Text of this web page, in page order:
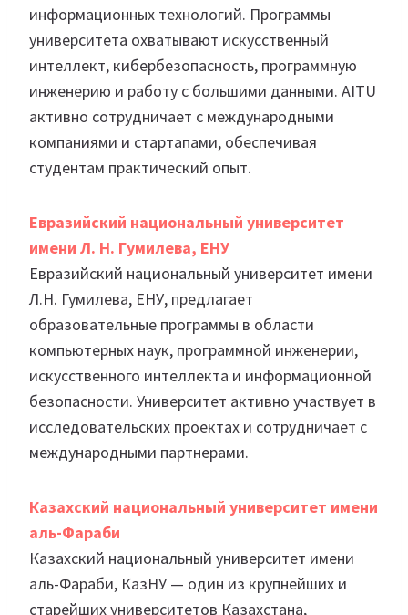
информационных технологий. Программы
университета охватывают искусственный
интеллект, кибербезопасность, программную
инженерию и работу с большими данными. AITU
активно сотрудничает с международными
компаниями и стартапами, обеспечивая
студентам практический опыт.
Евразийский национальный университет
имени Л. Н. Гумилева, ЕНУ
Евразийский национальный университет имени
Л.Н. Гумилева, ЕНУ, предлагает
образовательные программы в области
компьютерных наук, программной инженерии,
искусственного интеллекта и информационной
безопасности. Университет активно участвует в
исследовательских проектах и сотрудничает с
международными партнерами.
Казахский национальный университет имени
аль-Фараби
Казахский национальный университет имени
аль-Фараби, КазНУ — один из крупнейших и
старейших университетов Казахстана,